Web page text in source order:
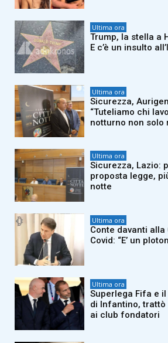
Ultima ora
Trump, la stella a
E c’è un insulto
Ultima ora
Sicurezza,
“Tuteliamo chi
notturno non solo
Ultima ora
Sicurezza, Lazio:
proposta legge,
notte
Ultima ora
Conte davanti alla
Covid: “E’ un
Ultima ora
Superlega Fifa e
di Infantino, trattò
ai club fondatori